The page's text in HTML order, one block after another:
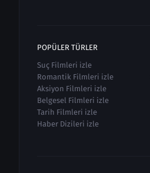
POPÜLER TÜRLER
Suç Filmleri izle
Romantik Filmleri izle
Aksiyon Filmleri izle
Belgesel Filmleri izle
Tarih Filmleri izle
Haber Dizileri izle